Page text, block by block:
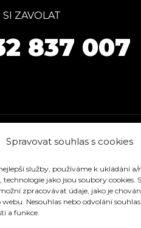
Spravovat souhlas s cookies
služby, používáme k ukládání
jako jsou soubory cookies.
zpracovávat údaje, jako je
Nesouhlas nebo odvolání
a funkce.
ZAVOLAT
837 007